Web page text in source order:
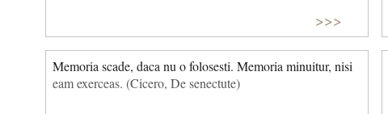
>>>
Memoria scade, daca nu o folosesti. Memoria minuitur, nisi
eam exerceas. (Cicero, De senectute)